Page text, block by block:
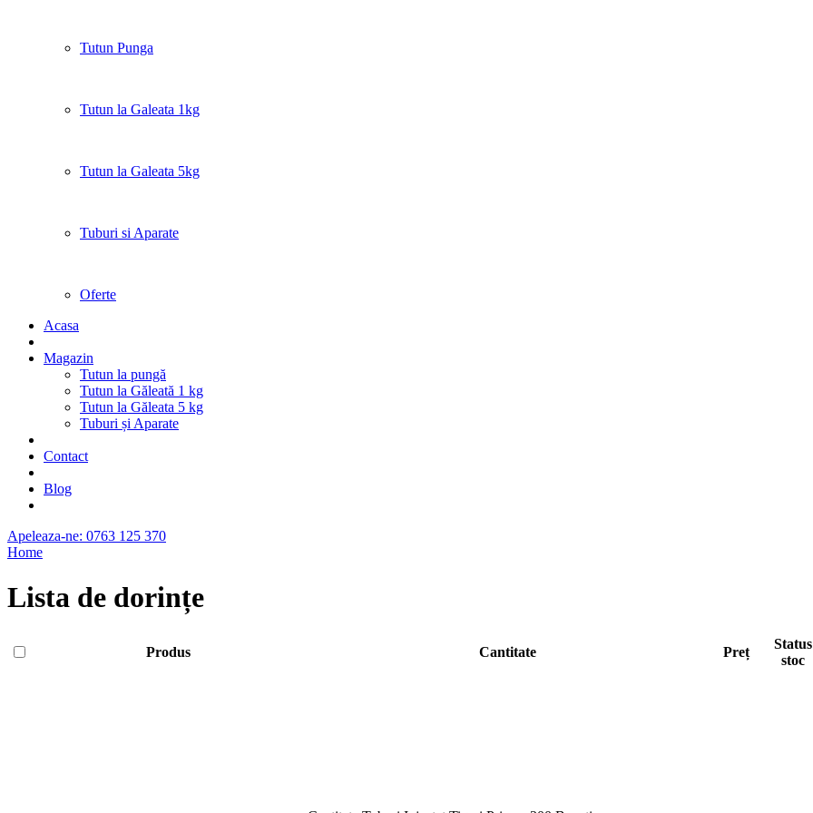
Tutun Punga
Tutun la Galeata 1kg
Tutun la Galeata 5kg
Tuburi si Aparate
Oferte
Acasa
Magazin
Tutun la pungă
Tutun la Găleată 1 kg
Tutun la Găleata 5 kg
Tuburi și Aparate
Contact
Blog
Apeleaza-ne: 0763 125 370
Home
Lista de dorințe
Produs Cantitate Preț
Status
stoc